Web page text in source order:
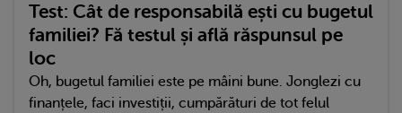
Test: Cât de responsabilă ești cu bugetul
familiei? Fă testul și află răspunsul pe
loc
Oh, bugetul familiei este pe mâini bune. Jonglezi cu
finanțele, faci investiții, cumpărături de tot felul